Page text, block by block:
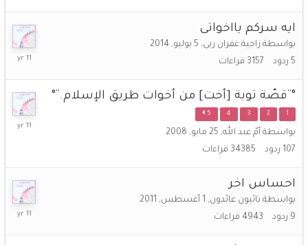
ايه سركم يااخواتى
بواسطة راجية غفران ربى, 5 يوليو, 2014
5 ردود 3157 قراءات
18
2014
°¨قصّة توبة [أخت] من أخوات طريق الإسلام.¨°
1
2
3
4
5
بواسطة أمّ عبد الله, 25 مايو, 2008
107 ردود 34385 قراءات
18
احساس اخر
بواسطة تائبون عائدون, 1 أغسطس, 2011
9 ردود 4943 قراءات
18
2014